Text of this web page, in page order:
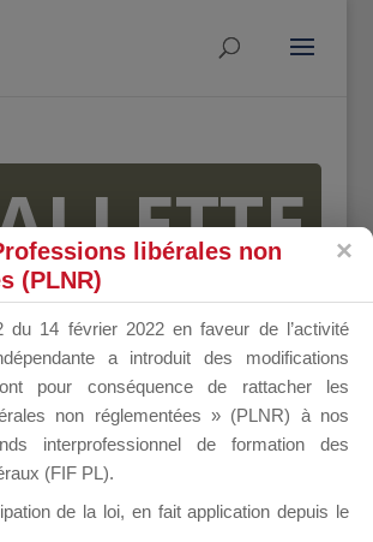
DU
libérales non
(PLNR)
du 14 février 2022 en faveur de l’activité
a introduit des modifications
pour conséquence de rattacher les
non réglementées » (PLNR) à nos
interprofessionnel de formation des
(FIF PL).
de la loi, en fait application depuis le